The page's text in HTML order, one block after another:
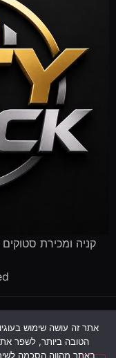
קניה ומכירת
פינוי עסק שנסגר
הטובה ביותר, לשפר
באתר מהווה הסכמה